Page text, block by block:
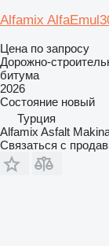
Alfamix
Цена по запросу
Дорожно-
битума
2026
Состояние новый
Турция
Alfamix Asfalt
Связаться с